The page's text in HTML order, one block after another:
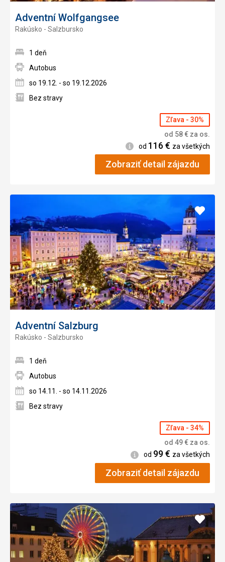
Adventní Wolfgangsee
Rakúsko - Salzbursko
1 deň
Autobus
so 19.12. - so 19.12.2026
Bez stravy
Zľava - 30%
od 58€ za os.
Informácie
od 116€ za všetkých
Zobraziť detail zájazdu
Adventní Salzburg
Rakúsko - Salzbursko
Pridať
1 deň
Autobus
so 14.11. - so 14.11.2026
Bez stravy
Zľava - 34%
od 49€ za os.
Informácie
od 99€ za všetkých
Zobraziť detail zájazdu
Pridať
do